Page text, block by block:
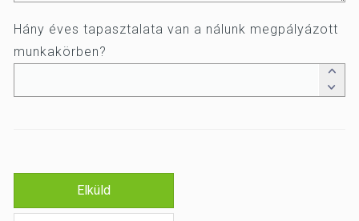
Hány éves tapasztalata van a nálunk megpályázott
munkakörben?
Elküld